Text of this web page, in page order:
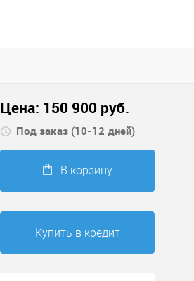
Цена: 150 900 руб.
Под заказ (10-12 дней)
В корзину
Купить в кредит